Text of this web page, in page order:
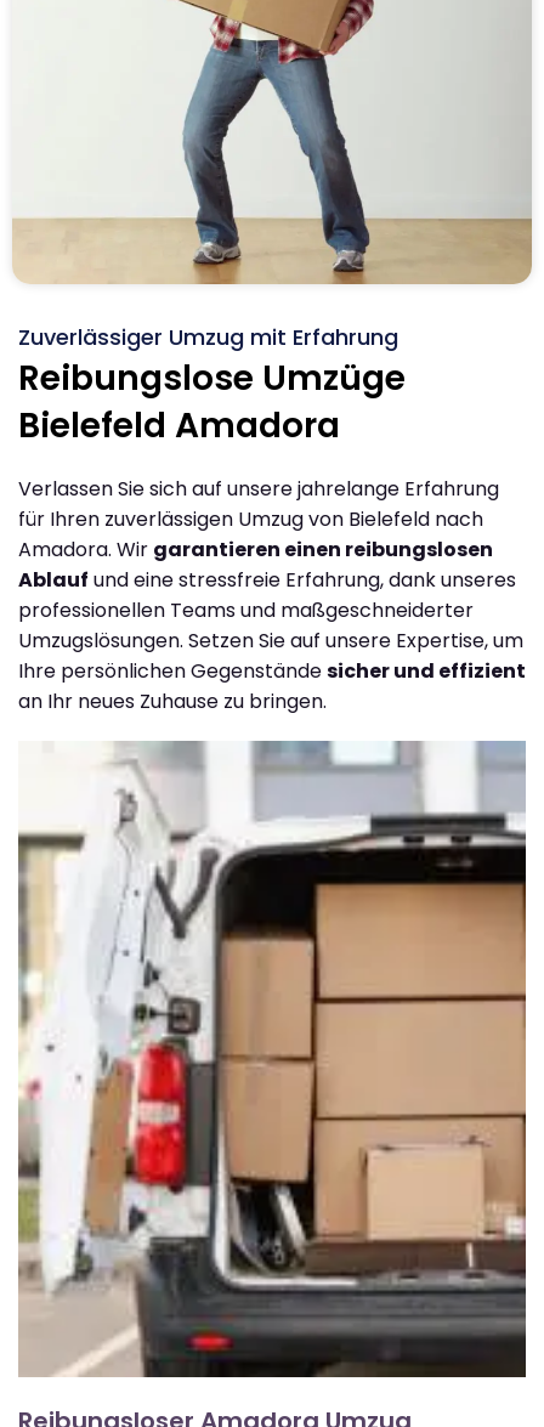
Zuverlässiger Umzug mit Erfahrung
Reibungslose Umzüge
Bielefeld Amadora
Verlassen Sie sich auf unsere jahrelange Erfahrung
für Ihren zuverlässigen Umzug von Bielefeld nach
Amadora. Wir garantieren einen reibungslosen
Ablauf und eine stressfreie Erfahrung, dank unseres
professionellen Teams und maßgeschneiderter
Umzugslösungen. Setzen Sie auf unsere Expertise, um
Ihre persönlichen Gegenständesicher und effizient
an Ihr neues Zuhause zu bringen.